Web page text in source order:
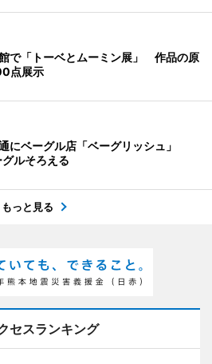
で「トーベとムーミン展」 作品の原
点展示
にベーグル店「ベーグリッシュ」
ルそろえる
もっと見る
セスランキング